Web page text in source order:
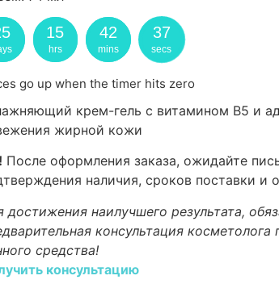
15
hrs
42
mins
37
secs
go up when the timer hits zero
крем-гель с витамином В5 и
жирной кожи
После оформления заказа, ожидайте
наличия, сроков поставки и
достижения наилучшего результата,
консультация косметолога
средства!
консультацию